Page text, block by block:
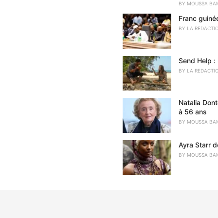
e
s
:
BY MOUSSA
Franc
BY LA
Send Help
BY LA
Natalia
à 56 ans
BY MOUSSA
Ayra Starr
BY MOUSSA